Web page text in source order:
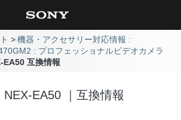
機器・アクセサリー対応情報 :
: プロフェッショナルビデオカメラ
EA50 互換情報
EA50 ｜互換情報